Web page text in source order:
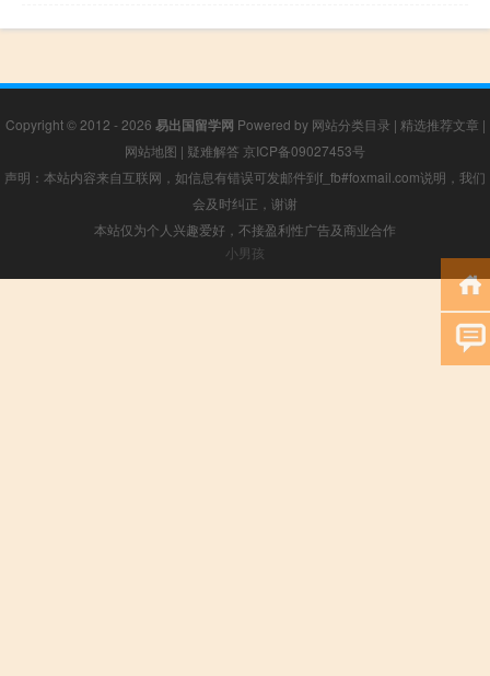
Copyright © 2012 - 2026 易出国留学网 Powered by 网站分类目录 | 精选推荐文章 |
网站地图 | 疑难解答 京ICP备09027453号
声明：本站内容来自互联网，如信息有错误可发邮件到f_fb#foxmail.com说明，我们
会及时纠正，谢谢
本站仅为个人兴趣爱好，不接盈利性广告及商业合作
小男孩